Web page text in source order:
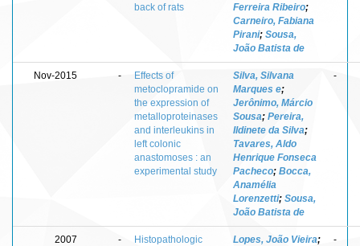
back of rats Ferreira Ribeiro;
Carneiro, Fabiana
Pirani; Sousa,
João Batista de
Nov-2015 -
Effects of
metoclopramide on
the expression of
metalloproteinases
and interleukins in
left colonic
anastomoses : an
experimental study
Silva, Silvana
Marques e;
Jerônimo, Márcio
Sousa; Pereira,
Ildinete da Silva;
Tavares, Aldo
Henrique Fonseca
Pacheco; Bocca,
Anamélia
Lorenzetti; Sousa,
João Batista de
-
2007 -
Histopathologic
Lopes, João Vieira;
-